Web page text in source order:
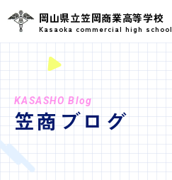
岡山県立笠岡商業高等学校
Kasaoka commercial high school
KASASHO Blog
笠商ブログ